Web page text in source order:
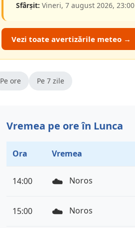
Sfârșit: Vineri, 7 august 2026, 23:00
Vezi toate avertizările meteo →
Pe ore Pe 7 zile
Vremea pe ore în Lunca
Ora Vremea
14:00 ☁️ Noros
15:00 ☁️ Noros